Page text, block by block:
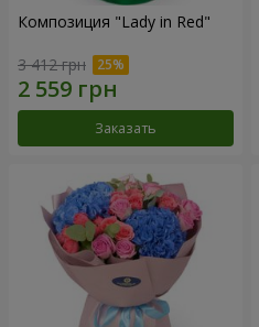
Композиция "Lady in Red"
3 412 грн
Заказать